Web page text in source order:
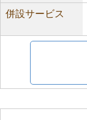
併設サービス